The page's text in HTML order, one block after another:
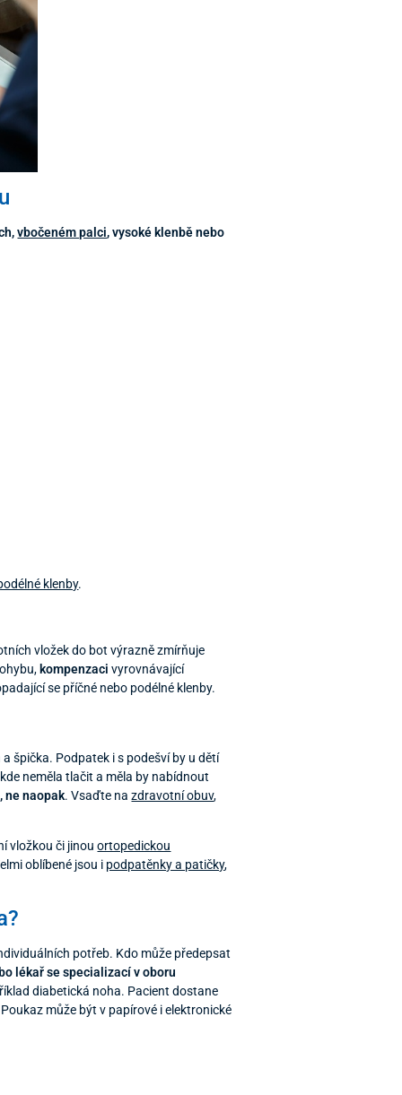
vbočeném palci, vysoké klenbě nebo
klenby.
vložek do bot výrazně zmírňuje
kompenzaci vyrovnávající
se příčné nebo podélné klenby.
špička. Podpatek i s podešví by u dětí
neměla tlačit a měla by nabídnout
ne naopak. Vsaďte nazdravotní obuv,
vložkou či jinouortopedickou
oblíbené jsou i podpatěnky a patičky,
potřeb. Kdo může předepsat
lékař se specializací v oboru
diabetická noha. Pacient dostane
může být v papírové i elektronické